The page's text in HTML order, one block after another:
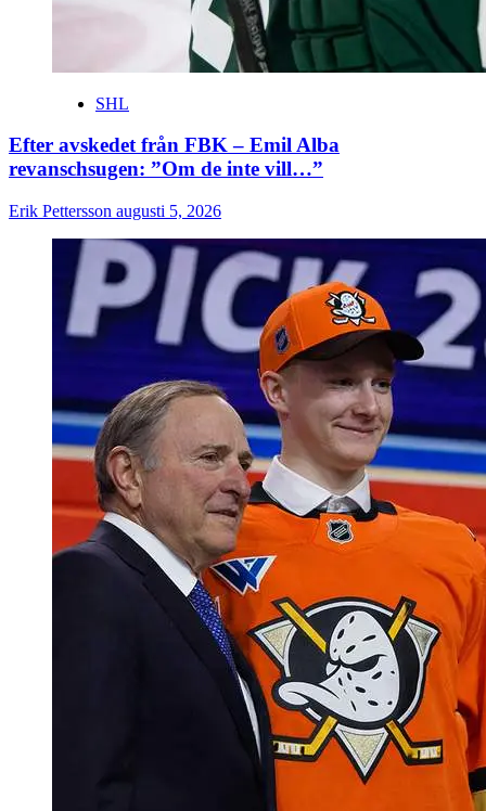
SHL
Efter avskedet från FBK – Emil Alba
revanschsugen: ”Om de inte vill…”
Erik Pettersson augusti 5, 2026